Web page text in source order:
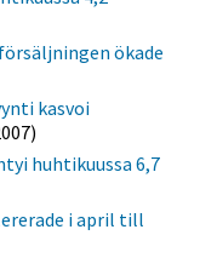
ökade
kasvoi
huhtikuussa 6,7
i april till